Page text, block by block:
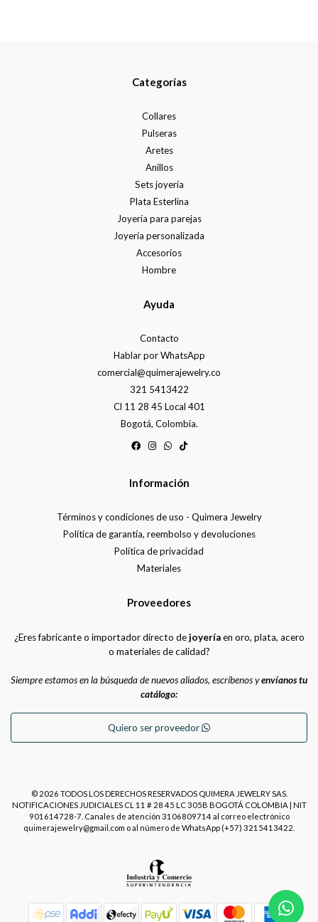
Categorías
Collares
Pulseras
Aretes
Anillos
Sets joyería
Plata Esterlina
Joyería para parejas
Joyería personalizada
Accesorios
Hombre
Ayuda
Contacto
Hablar por WhatsApp
comercial@quimerajewelry.co
321 5413422
Cl 11 28 45 Local 401
Bogotá, Colombia.
Información
Términos y condiciones de uso - Quimera Jewelry
Política de garantía, reembolso y devoluciones
Política de privacidad
Materiales
Proveedores
¿Eres fabricante o importador directo dejoyeríaen oro, plata, acero
o materiales de calidad?
Siempre estamos en la búsqueda de nuevos aliados, escríbenos yenvíanos tu
catálogo:
Quiero ser proveedor
© 2026 TODOS LOS DERECHOS RESERVADOS QUIMERA JEWELRY SAS.
NOTIFICACIONES JUDICIALES CL 11 # 28 45 LC 305B BOGOTÁ COLOMBIA | NIT
901614728-7. Canales de atención 3106809714 al correo electrónico
quimerajewelry@gmail.com o al número de WhatsApp (+57) 3215413422.